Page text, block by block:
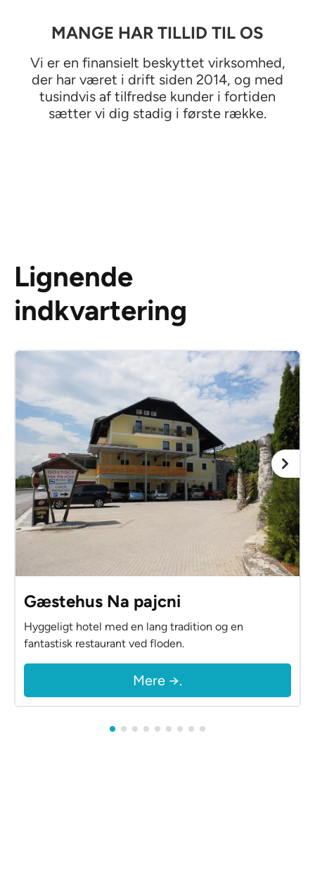
MANGE HAR TILLID TIL OS
Vi er en finansielt beskyttet virksomhed,
der har været i drift siden 2014, og med
tusindvis af tilfredse kunder i fortiden
sætter vi dig stadig i første række.
Lignende
indkvartering
Gæstehus Na pajcni
Hyggeligt hotel med en lang tradition og en
fantastisk restaurant ved floden.
Mere →.